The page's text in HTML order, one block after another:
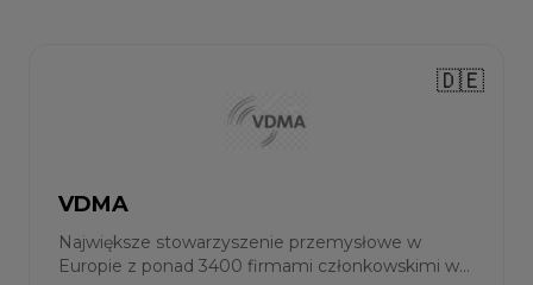
🇩🇪
VDMA
Największe stowarzyszenie przemysłowe w
Europie z ponad 3400 firmami członkowskimi w